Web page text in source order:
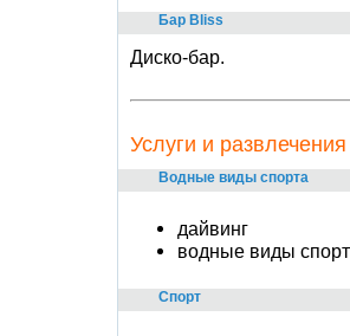
Бар Bliss
Диско-бар.
Услуги и развлечения
Водные виды спорта
дайвинг
водные виды
Спорт